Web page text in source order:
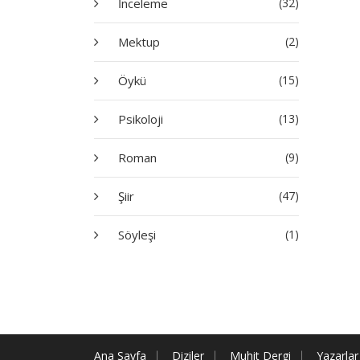
İnceleme
Mektup (2)
Öykü (15)
Psikoloji (13)
Roman (9)
Şiir (47)
Söyleşi (1)
Ana Sayfa Diziler Muhit Dergi Yazarlar